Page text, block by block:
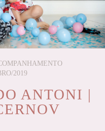
2019
ANTONI |